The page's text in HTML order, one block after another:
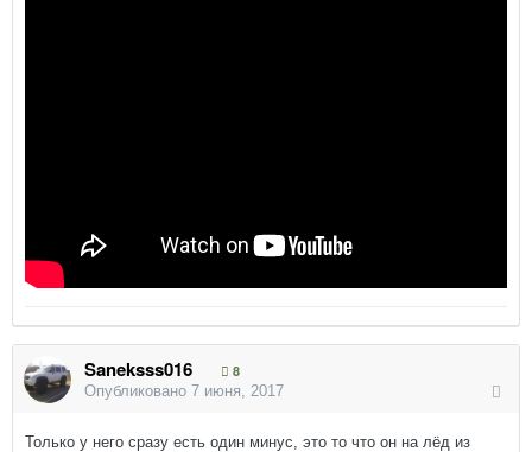
Saneksss016
8
Опубликовано 7 июня, 2017
Только у него сразу есть один минус, это то что он на лёд из